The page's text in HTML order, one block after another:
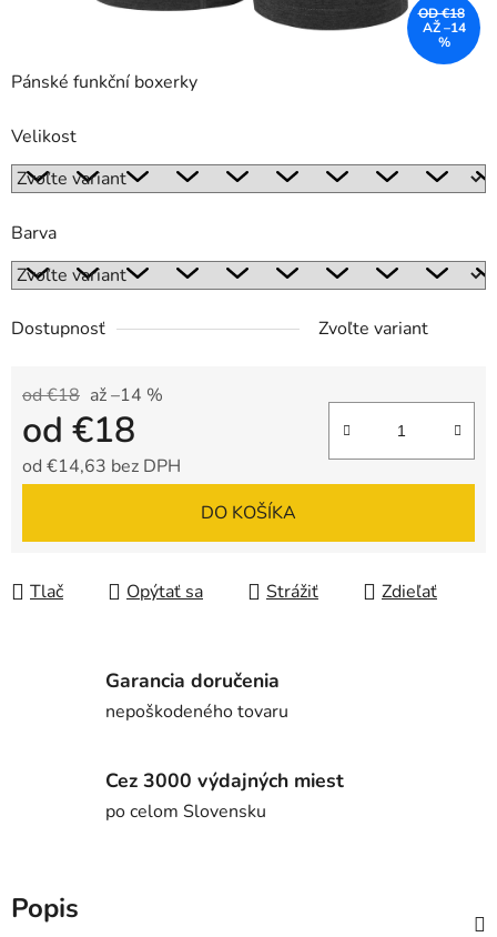
Pánské funkční boxerky
Velikost
Barva
Dostupnosť Zvoľte variant
od €18 až –14 %
od €18
od €14,63 bez DPH
DO KOŠÍKA
Tlač Opýtať sa Strážiť Zdieľať
OD €18
AŽ –14
%
Garancia doručenia
nepoškodeného tovaru
Cez 3000 výdajných miest
po celom Slovensku
Popis